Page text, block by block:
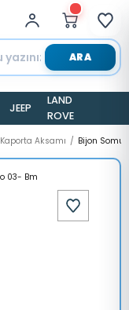
ARA
JEEP
LAND
ROVER
Kaporta Aksamı Bijon